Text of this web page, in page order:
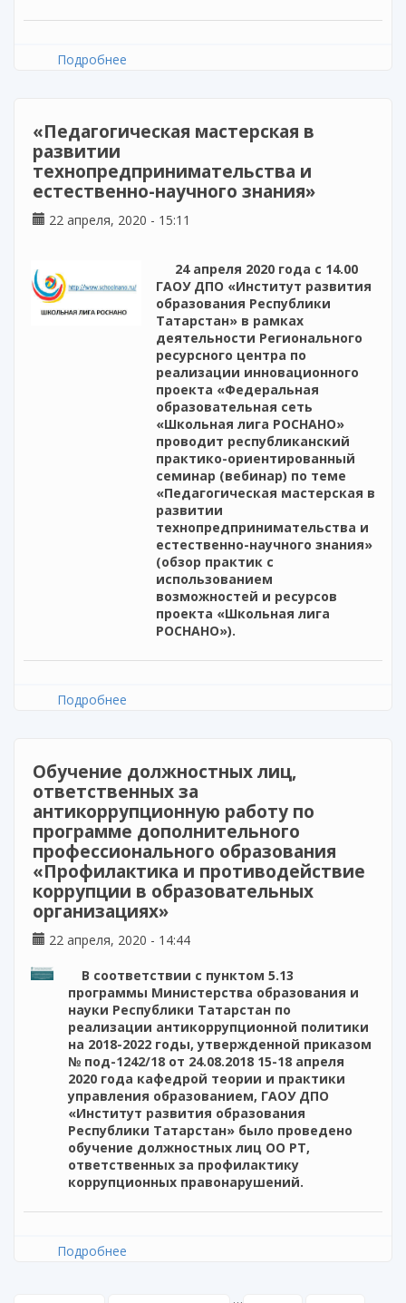
Подробнее
«Развитие образования» в 2020 году
«Педагогическая мастерская в
развитии
технопредпринимательства и
естественно-научного знания»
22 апреля, 2020 - 15:11
24 апреля 2020 года с 14.00
ГАОУ ДПО «Институт развития
образования Республики
Татарстан» в рамках
деятельности Регионального
ресурсного центра по
реализации инновационного
проекта «Федеральная
образовательная сеть
«Школьная лига РОСНАНО»
проводит республиканский
практико-ориентированный
семинар (вебинар) по теме
«Педагогическая мастерская в
развитии
технопредпринимательства и
естественно-научного знания»
(обзор практик с
использованием
возможностей и ресурсов
проекта «Школьная лига
РОСНАНО»).
Подробнее
Обучение должностных лиц,
ответственных за
антикоррупционную работу по
программе дополнительного
профессионального образования
«Профилактика и противодействие
коррупции в образовательных
организациях»
22 апреля, 2020 - 14:44
В соответствии с пунктом 5.13
программы Министерства образования и
науки Республики Татарстан по
реализации антикоррупционной политики
на 2018-2022 годы, утвержденной приказом
№ под-1242/18 от 24.08.2018 15-18 апреля
2020 года кафедрой теории и практики
управления образованием, ГАОУ ДПО
«Институт развития образования
Республики Татарстан» было проведено
обучение должностных лиц ОО РТ,
ответственных за профилактику
коррупционных правонарушений.
Подробнее
…